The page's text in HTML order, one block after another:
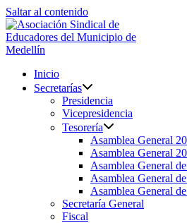
Saltar al contenido
Inicio
Secretarías
Presidencia
Vicepresidencia
Tesorería
Asamblea General
Asamblea General
Asamblea General
Asamblea General
Asamblea General
Secretaría General
Fiscal